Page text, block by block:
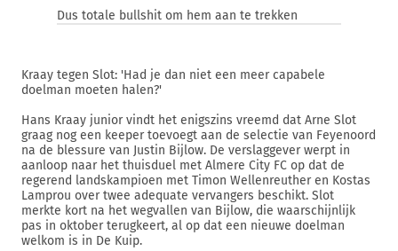
Dus totale bullshit om hem aan te trekken
Kraay tegen Slot: 'Had je dan niet een meer capabele
doelman moeten halen?'
Hans Kraay junior vindt het enigszins vreemd dat Arne Slot
graag nog een keeper toevoegt aan de selectie van Feyenoord
na de blessure van Justin Bijlow. De verslaggever werpt in
aanloop naar het thuisduel met Almere City FC op dat de
regerend landskampioen met Timon Wellenreuther en Kostas
Lamprou over twee adequate vervangers beschikt. Slot
merkte kort na het wegvallen van Bijlow, die waarschijnlijk
pas in oktober terugkeert, al op dat een nieuwe doelman
welkom is in De Kuip.